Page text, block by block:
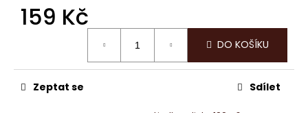
159 Kč
DO KOŠÍKU
Zeptat se Sdílet
D
r
u